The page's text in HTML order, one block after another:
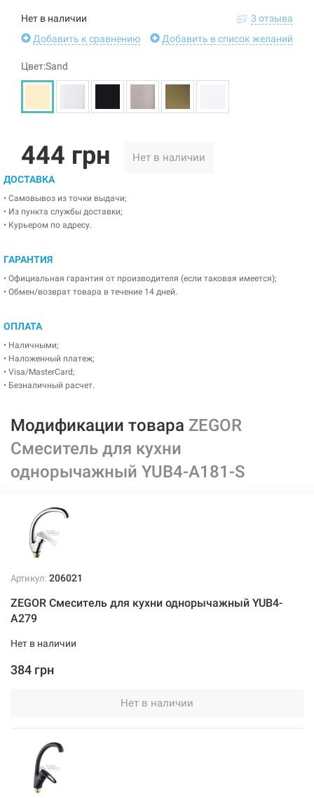
Нет в наличии
3 отзыва
Добавить к сравнению
Добавить в список желаний
Цвет:Sand
444 грн Нет в наличии
ДОСТАВКА
• Самовывоз из точки выдачи;
• Из пункта службы доставки;
• Курьером по адресу.
ГАРАНТИЯ
• Официальная гарантия от производителя (если таковая имеется);
• Обмен/возврат товара в течение 14 дней.
ОПЛАТА
• Наличными;
• Наложенный платеж;
• Visa/MasterCard;
• Безналичный расчет.
Модификации товара ZEGOR
Смеситель для кухни
однорычажный YUB4-А181-S
Артикул: 206021
ZEGOR Смеситель для кухни однорычажный YUB4-
A279
Нет в наличии
384 грн
Нет в наличии